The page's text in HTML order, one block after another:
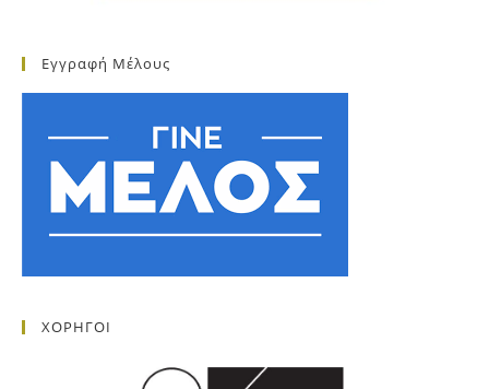
Εγγραφή Μέλους
ΧΟΡΗΓΟΙ